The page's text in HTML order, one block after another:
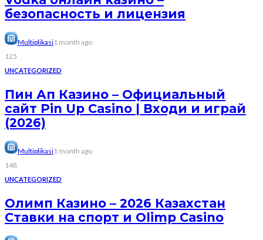
безопасность и лицензия
Multiplikasi1 month ago
125
UNCATEGORIZED
Пин Ап Казино – Официальный
сайт Pin Up Casino | Входи и играй
(2026)
Multiplikasi1 month ago
148
UNCATEGORIZED
Олимп Казино – 2026 Казахстан
Ставки на спорт и Olimp Casino